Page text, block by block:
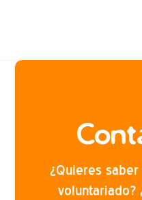
¿Quieres
voluntariado?